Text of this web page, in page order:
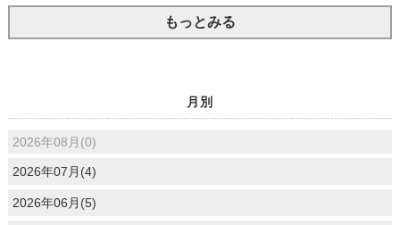
もっとみる
月別
2026年08月(0)
2026年07月(4)
2026年06月(5)